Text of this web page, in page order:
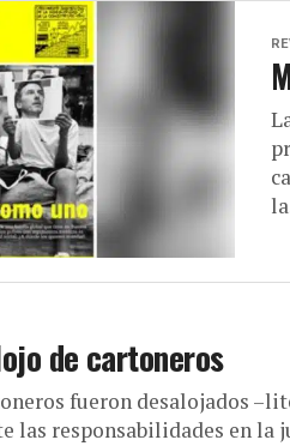
de cartoneros
fueron desalojados
las responsabilidades en la